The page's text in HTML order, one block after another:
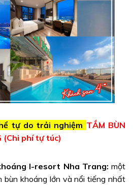
tự do trải nghiệm TẮM BÙN
(Chi phí tự túc)
I-resort Nha Trang: một
bùn khoáng lớn và nổi tiếng nhất